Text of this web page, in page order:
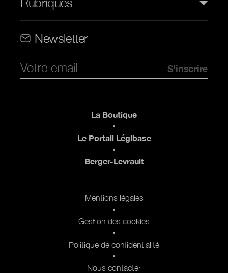
Newsletter
La Boutique
Le Portail Légibase
Berger-Levrault
Mentions légales
Gestion des cookies
Politique de confidentialité
Nous contacter